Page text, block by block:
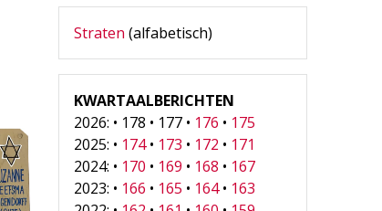
Straten (alfabetisch)
KWARTAALBERICHTEN
2026: • 178 • 177 • 176 • 175
2025: • 174• 173 • 172 • 171
2024: • 170 • 169 • 168 • 167
2023: • 166 • 165 • 164• 163